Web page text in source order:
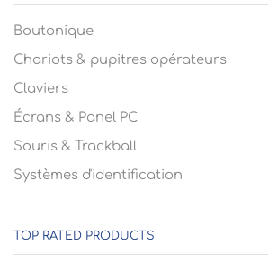
Boutonique
Chariots & pupitres opérateurs
Claviers
Écrans & Panel PC
Souris & Trackball
Systèmes d'identification
TOP RATED PRODUCTS